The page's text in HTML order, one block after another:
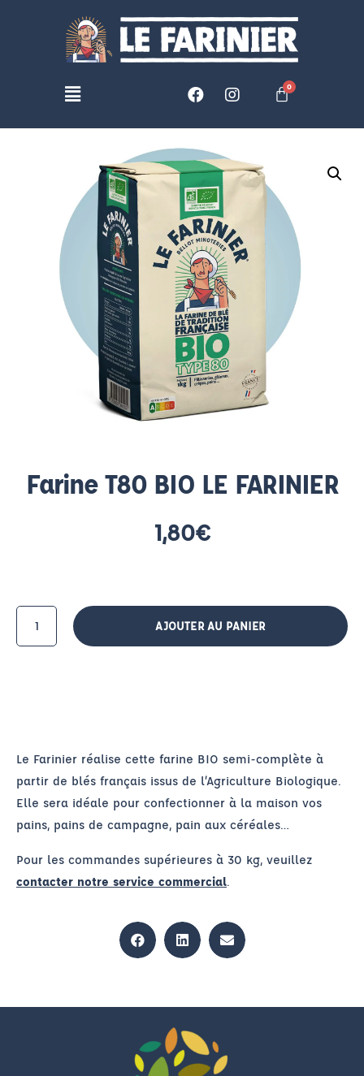
Farine T80 BIO LE FARINIER
1,80€
AJOUTER AU PANIER
Le Farinier réalise cette farine BIO semi-complète à
partir de blés français issus de l’Agriculture Biologique.
Elle sera idéale pour confectionner à la maison vos
pains, pains de campagne, pain aux céréales…
Pour les commandes supérieures à 30 kg, veuillez
contacter notre service commercial.